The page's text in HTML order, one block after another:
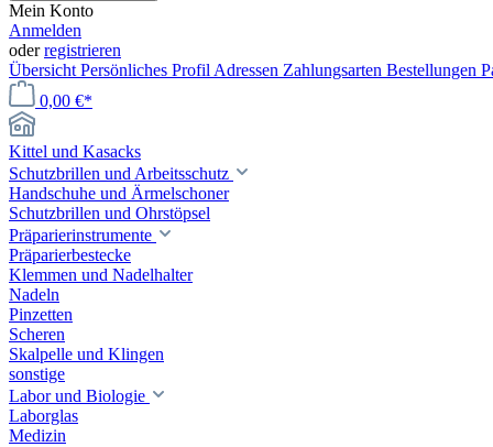
Mein Konto
Anmelden
oderregistrieren
Übersicht Persönliches Profil Adressen Zahlungsarten Bestellungen
0,00 €*
Kittel und Kasacks
Schutzbrillen und Arbeitsschutz
Handschuhe und Ärmelschoner
Schutzbrillen und Ohrstöpsel
Präparierinstrumente
Präparierbestecke
Klemmen und Nadelhalter
Nadeln
Pinzetten
Scheren
Skalpelle und Klingen
sonstige
Labor und Biologie
Laborglas
Medizin